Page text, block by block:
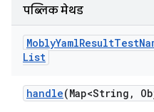
पब्लिक मेथड
MoblyYamlResultTest
List
handle(Map<String ,